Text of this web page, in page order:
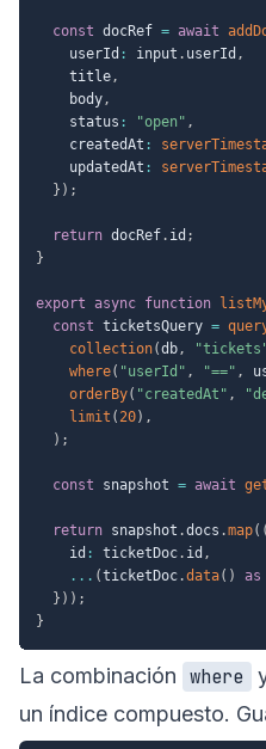
const docRef = await
    userId
: input . userId ,
    title
,
    body
,
    status
: "open" ,
    createdAt
:
    updatedAt
:
} ) ;
return docRef. id ;
}
export async function
const ticketsQuery =
collection(db,
where( "userId" , "==" ,
orderBy( "createdAt" ,
limit ( 20) ,
) ;
const snapshot = await
return snapshot .docs .map( (
    id
: ticketDoc. id ,
... (ticketDoc.data( ) as
} ) ) ;
}
La combinación where
un índice compuesto.